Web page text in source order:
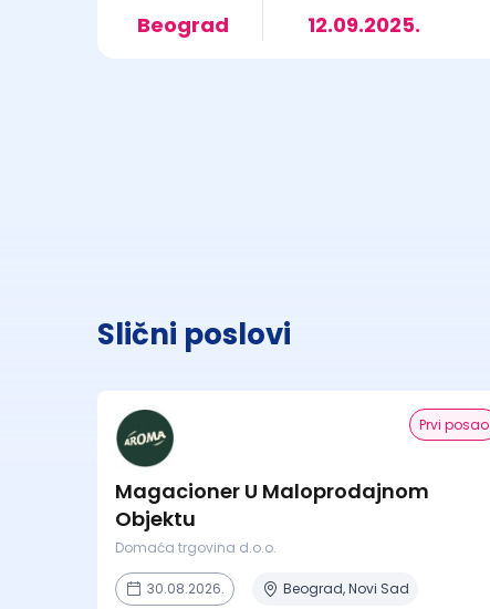
Beograd
12.09.2025.
Slični poslovi
Prvi posao
Magacioner U Maloprodajnom
Objektu
Domaća trgovina d.o.o.
30.08.2026. Beograd, Novi Sad